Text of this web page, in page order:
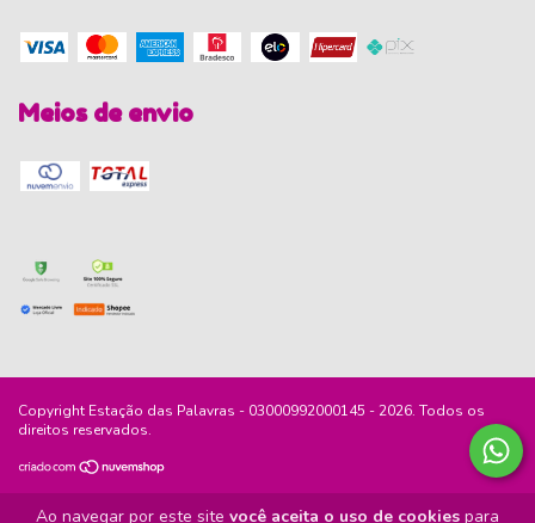
Ao navegar por este site você aceita o uso de cookies para
Meios de envio
Copyright Estação das Palavras - 03000992000145 - 2026. Todos os
direitos reservados.